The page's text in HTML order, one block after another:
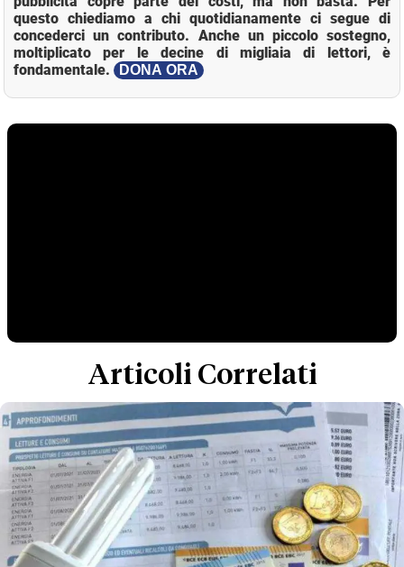
questo chiediamo a chi quotidianamente ci segue di
concederci un contributo. Anche un piccolo sostegno,
moltiplicato per le decine di migliaia di lettori, è
fondamentale.
DONA ORA
Articoli Correlati